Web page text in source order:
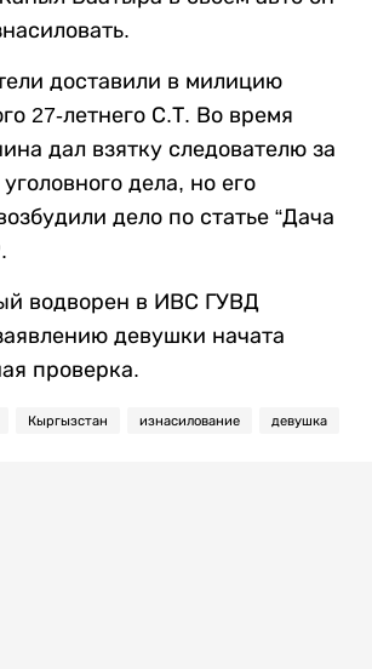
доставили в милицию
27-летнего С.Т. Во время
дал взятку следователю за
дела, но его
дело по статье “Дача
водворен в ИВС ГУВД
девушки начата
проверка.
Кыргызстан изнасилование девушка